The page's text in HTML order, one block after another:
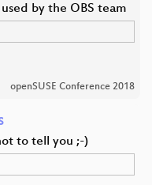
by the OBS team
openSUSE Conference 2018
to tell you ;-)